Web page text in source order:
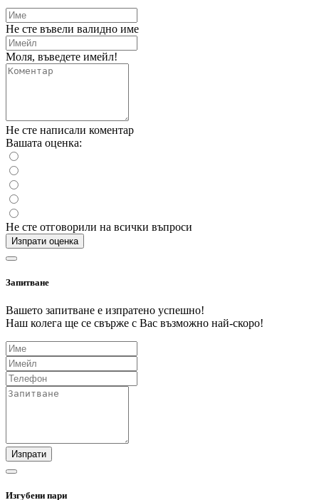
Не сте въвели валидно име
Моля, въведете имейл!
Не сте написали коментар
Вашата оценка:
Не сте отговорили на всички въпроси
Изпрати оценка
Запитване
Вашето запитване е изпратено успешно!
Наш колега ще се свърже с Вас възможно най-скоро!
Изпрати
Изгубени пари